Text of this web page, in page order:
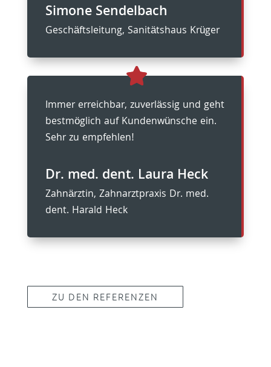
Simone Sendelbach
Geschäftsleitung, Sanitätshaus Krüger
Immer erreichbar, zuverlässig und geht
bestmöglich auf Kundenwünsche ein.
Sehr zu empfehlen!
Dr. med. dent. Laura Heck
Zahnärztin, Zahnarztpraxis Dr. med.
dent. Harald Heck
ZU DEN REFERENZEN